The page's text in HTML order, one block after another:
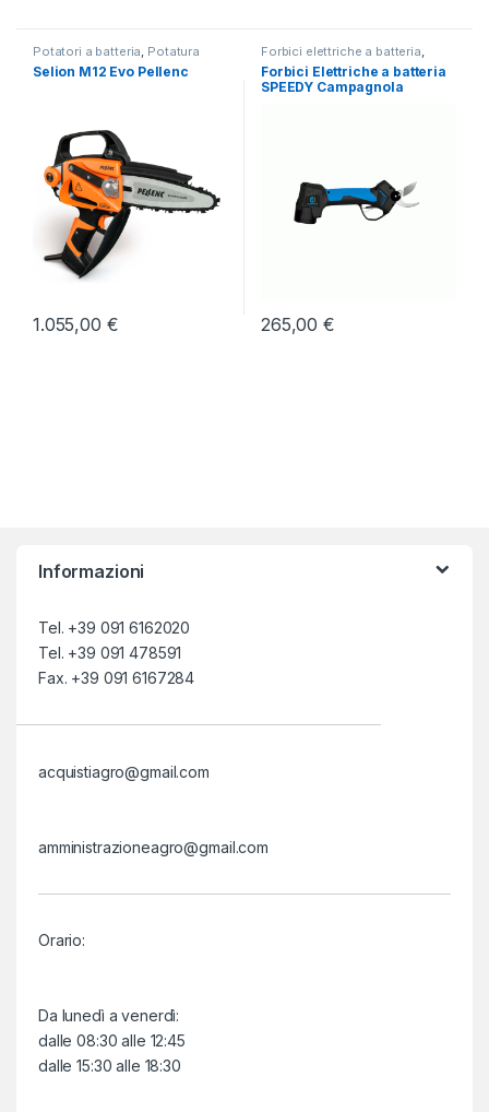
Potatori a batteria, Potatura
Selion M12 Evo Pellenc
1.055,00 €
Forbici elettriche a batteria,
Potatura
Forbici Elettriche a batteria
SPEEDY Campagnola
265,00€
Informazioni
Tel. +39 091 6162020
Tel. +39 091 478591
Fax. +39 091 6167284
acquistiagro@gmail.com
amministrazioneagro@gmail.com
Orario:
Da lunedì a venerdì:
dalle 08:30 alle 12:45
dalle 15:30 alle 18:30